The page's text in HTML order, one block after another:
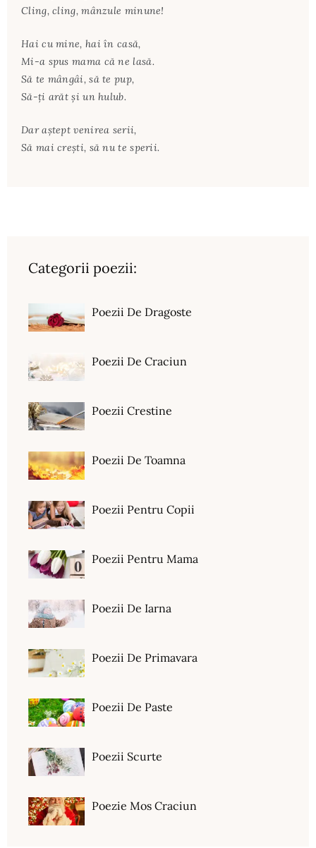
Cling, cling, mânzule minune!
Hai cu mine, hai în casă,
Mi-a spus mama că ne lasă.
Să te mângâi, să te pup,
Să-ţi arăt şi un hulub.
Dar aştept venirea serii,
Să mai creşti, să nu te sperii.
Categorii poezii:
Poezii De Dragoste
Poezii De Craciun
Poezii Crestine
Poezii De Toamna
Poezii Pentru Copii
Poezii Pentru Mama
Poezii De Iarna
Poezii De Primavara
Poezii De Paste
Poezii Scurte
Poezie Mos Craciun